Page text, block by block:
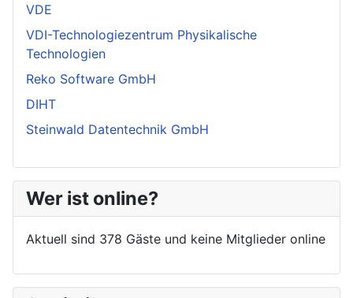
VDE
VDI-Technologiezentrum Physikalische
Technologien
Reko Software GmbH
DIHT
Steinwald Datentechnik GmbH
Wer ist online?
Aktuell sind 378 Gäste und keine Mitglieder online